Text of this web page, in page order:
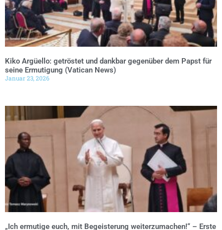
Kiko Argüello: getröstet und dankbar gegenüber dem Papst für
seine Ermutigung (Vatican News)
Januar 23, 2026
„Ich ermutige euch, mit Begeisterung weiterzumachen!“ – Erste